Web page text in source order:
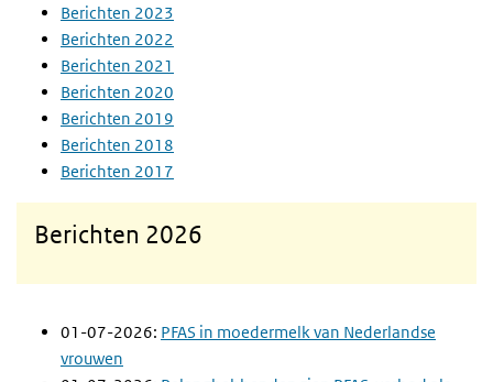
Berichten 2023
Berichten 2022
Berichten 2021
Berichten 2020
Berichten 2019
Berichten 2018
Berichten 2017
Berichten 2026
01-07-2026: PFAS in moedermelk van Nederlandse
vrouwen